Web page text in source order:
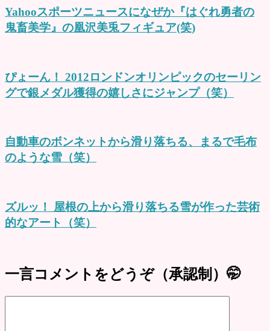
Yahooスポーツニュースになぜか『はぐれ勇者の
鬼畜美学』の凰沢美兎フィギュア(笑)
ぴょーん！ 2012ロンドンオリンピックのセーリン
グで銀メダル獲得の嬉しさにジャンプ（笑）
自動車のボンネットから滑り落ちる、まるで毛布
のような雪（笑）
ズルッ！ 屋根の上から滑り落ちる雪が作った芸術
的なアート（笑）
一言コメントをどうぞ（承認制）🤭